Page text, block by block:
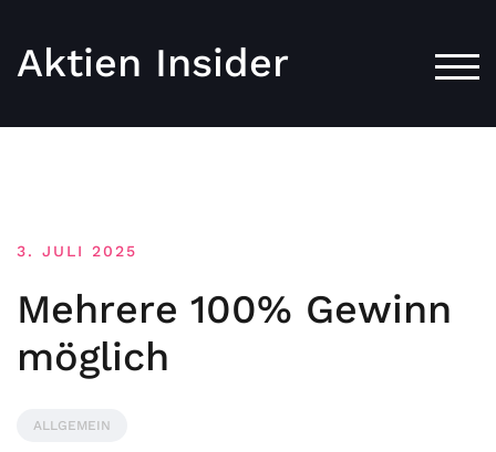
Aktien Insider
3. JULI 2025
Mehrere 100% Gewinn
möglich
ALLGEMEIN